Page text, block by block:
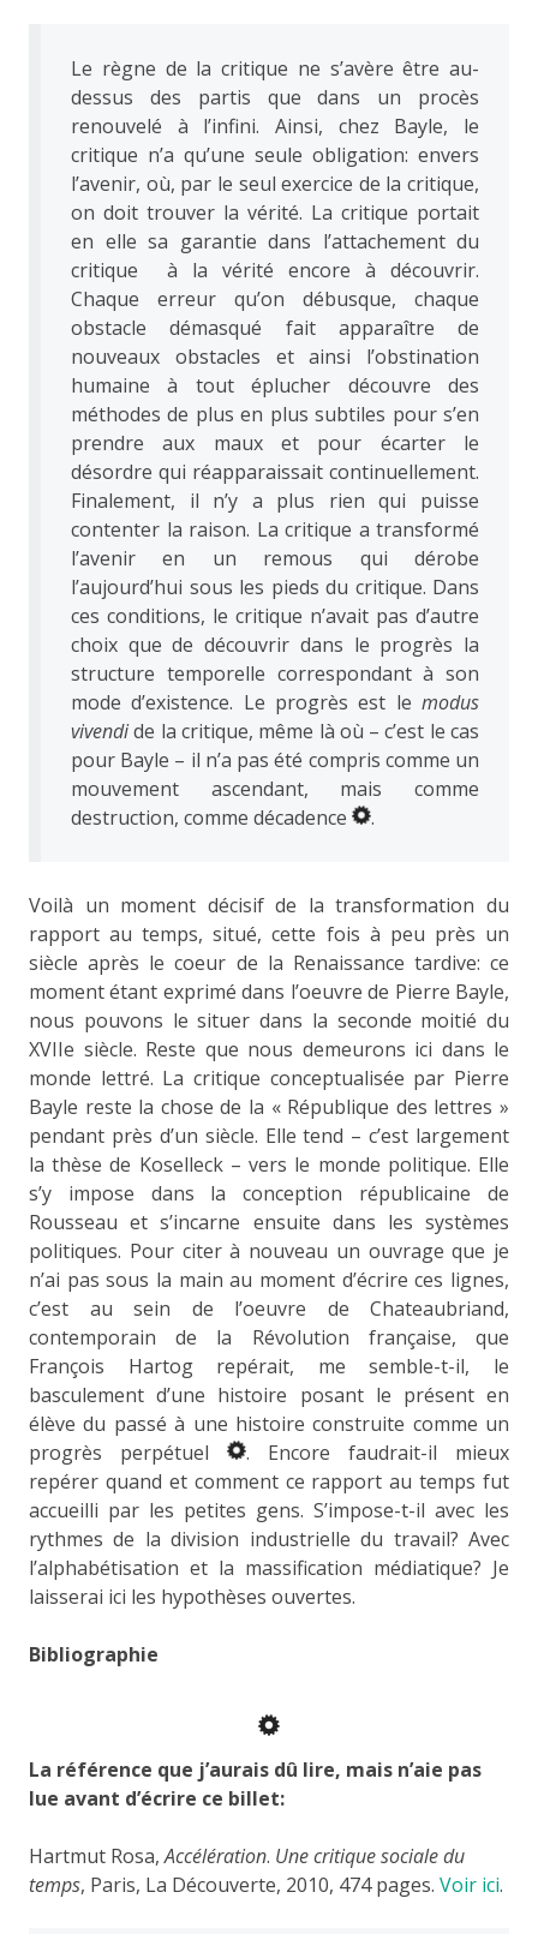
Le règne de la critique ne s’avère être au-
dessus des partis que dans un procès
renouvelé à l’infini. Ainsi, chez Bayle, le
critique n’a qu’une seule obligation: envers
l’avenir, où, par le seul exercice de la critique,
on doit trouver la vérité. La critique portait
en elle sa garantie dans l’attachement du
critique à la vérité encore à découvrir.
Chaque erreur qu’on débusque, chaque
obstacle démasqué fait apparaître de
nouveaux obstacles et ainsi l’obstination
humaine à tout éplucher découvre des
méthodes de plus en plus subtiles pour s’en
prendre aux maux et pour écarter le
désordre qui réapparaissait continuellement.
Finalement, il n’y a plus rien qui puisse
contenter la raison. La critique a transformé
l’avenir en un remous qui dérobe
l’aujourd’hui sous les pieds du critique. Dans
ces conditions, le critique n’avait pas d’autre
choix que de découvrir dans le progrès la
structure temporelle correspondant à son
mode d’existence. Le progrès est le modus
vivendide la critique, même là où – c’est le cas
pour Bayle – il n’a pas été compris comme un
mouvement ascendant, mais comme
destruction, comme décadence
.
Voilà un moment décisif de la transformation du
rapport au temps, situé, cette fois à peu près un
siècle après le coeur de la Renaissance tardive: ce
moment étant exprimé dans l’oeuvre de Pierre Bayle,
nous pouvons le situer dans la seconde moitié du
XVIIe siècle. Reste que nous demeurons ici dans le
monde lettré. La critique conceptualisée par Pierre
Bayle reste la chose de la « République des lettres »
pendant près d’un siècle. Elle tend – c’est largement
la thèse de Koselleck – vers le monde politique. Elle
s’y impose dans la conception républicaine de
Rousseau et s’incarne ensuite dans les systèmes
politiques. Pour citer à nouveau un ouvrage que je
n’ai pas sous la main au moment d’écrire ces lignes,
c’est au sein de l’oeuvre de Chateaubriand,
contemporain de la Révolution française, que
François Hartog repérait, me semble-t-il, le
basculement d’une histoire posant le présent en
élève du passé à une histoire construite comme un
progrès perpétuel
. Encore faudrait-il mieux
repérer quand et comment ce rapport au temps fut
accueilli par les petites gens. S’impose-t-il avec les
rythmes de la division industrielle du travail? Avec
l’alphabétisation et la massification médiatique? Je
laisserai ici les hypothèses ouvertes.
Bibliographie
La référence que j’aurais dû lire, mais n’aie pas
lue avant d’écrire ce billet:
Hartmut Rosa,Accélération. Une critique sociale du
temps, Paris, La Découverte, 2010, 474 pages. Voir ici.